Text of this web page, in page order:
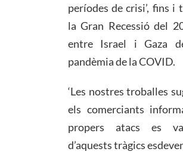
períodes de crisi’, fins i
la Gran Recessió del
entre Israel i Gaza
pandèmia de la COVID.
‘Les nostres troballes
els comerciants
propers atacs es
d’aquests tràgics